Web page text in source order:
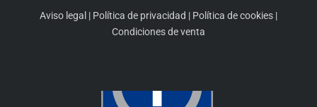
Aviso legal | Política de privacidad | Política de cookies |
Condiciones de venta